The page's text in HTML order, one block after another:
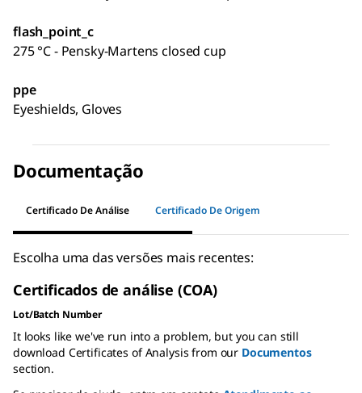
flash_point_c
275 °C - Pensky-Martens closed cup
ppe
Eyeshields, Gloves
Documentação
Certificado De Análise Certificado De Origem
Escolha uma das versões mais recentes:
Certificados de análise (COA)
Lot/Batch Number
It looks like we've run into a problem, but you can still
download Certificates of Analysis from our Documentos
section.